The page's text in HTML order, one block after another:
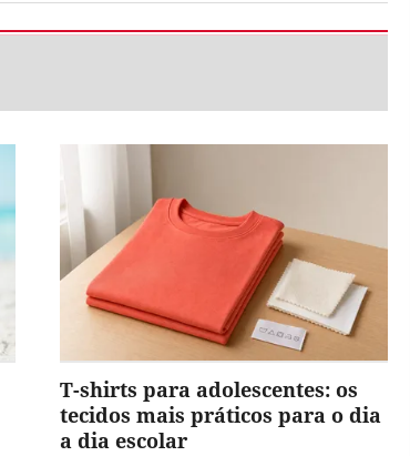
T-shirts para adolescentes: os
tecidos mais práticos para o dia
a dia escolar